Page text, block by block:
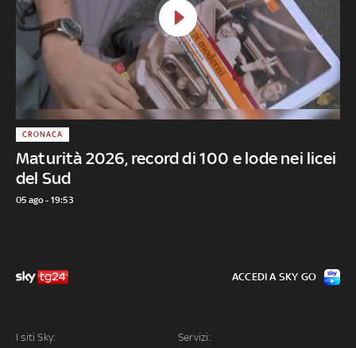
Maturità 2026, record di 100 e lode nei licei
del Sud
CRONACA
05 ago - 19:53
I siti Sky: Servizi:
ACCEDI A SKY GO